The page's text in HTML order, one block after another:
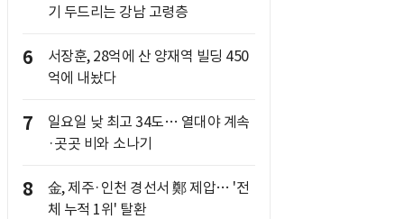
기 두드리는 강남 고령층
6
서장훈, 28억에 산 양재역 빌딩 450
억에 내놨다
7
일요일 낮 최고 34도… 열대야 계속
·곳곳 비와 소나기
8
金, 제주·인천 경선서 鄭 제압… '전
체 누적 1위' 탈환